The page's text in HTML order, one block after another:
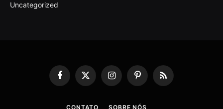
Uncategorized
Facebook
X
InstagramPinterestRSS
CONTATO SOBRE NÓS